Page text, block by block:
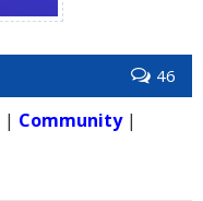
46
| Community|